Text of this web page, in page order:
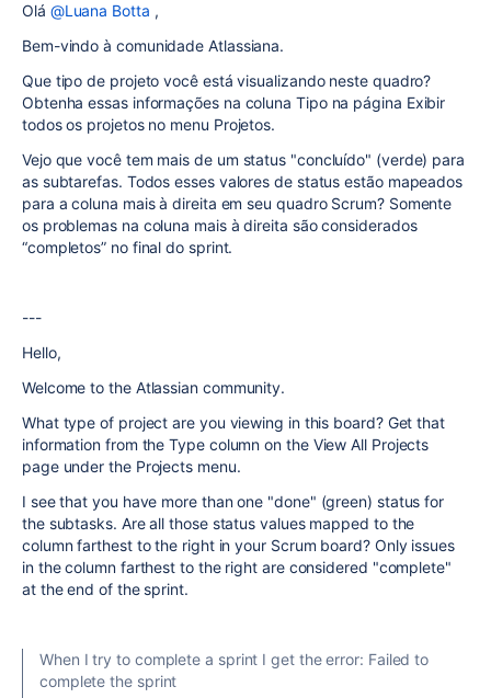
Olá @Luana Botta ,
Bem-vindo à comunidade Atlassiana.
Que tipo de projeto você está visualizando neste quadro?
Obtenha essas informações na coluna Tipo na página Exibir
todos os projetos no menu Projetos.
Vejo que você tem mais de um status "concluído" (verde) para
as subtarefas. Todos esses valores de status estão mapeados
para a coluna mais à direita em seu quadro Scrum? Somente
os problemas na coluna mais à direita são considerados
“completos” no final do sprint.
---
Hello,
Welcome to the Atlassian community.
What type of project are you viewing in this board? Get that
information from the Type column on the View All Projects
page under the Projects menu.
I see that you have more than one "done" (green) status for
the subtasks. Are all those status values mapped to the
column farthest to the right in your Scrum board? Only issues
in the column farthest to the right are considered "complete"
at the end of the sprint.
When I try to complete a sprint I get the error: Failed to
complete the sprint